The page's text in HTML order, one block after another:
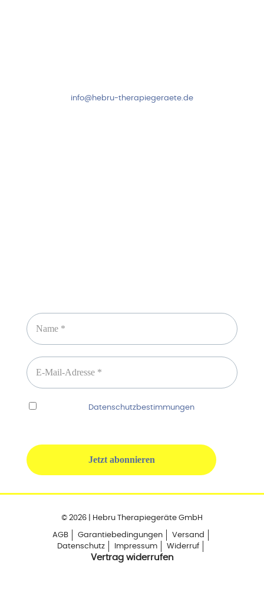
info@hebru-therapiegeraete.de
Datenschutzbestimmungen
© 2026 | Hebru Therapiegeräte GmbH
AGB Garantiebedingungen
Versand
Datenschutz
Impressum Widerruf
Vertrag widerrufen